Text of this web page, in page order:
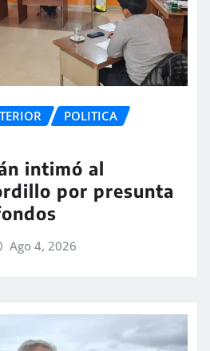
POLITICA
intimó al
por presunta
Ago 4, 2026